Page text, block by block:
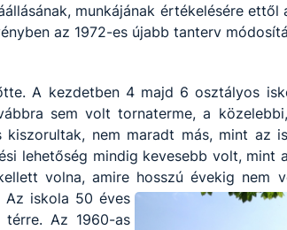
munkájának értékelésére ettől
az 1972-es újabb tanterv
A kezdetben 4 majd 6 osztályos
sem volt tornaterme, a
nem maradt más, mint az
lehetőség mindig kevesebb volt, mint
volna, amire hosszú évekig nem
Az iskola 50 éves
Az 1960-as